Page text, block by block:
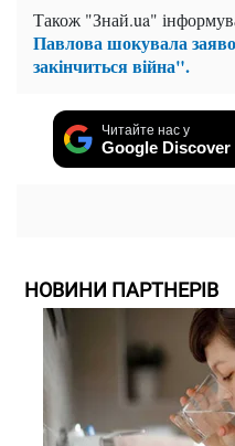
Також "Знай.ua"
Павлова шокувала
закінчиться війна".
Читайте нас у
Google Discover
НОВИНИ ПАРТНЕРІВ